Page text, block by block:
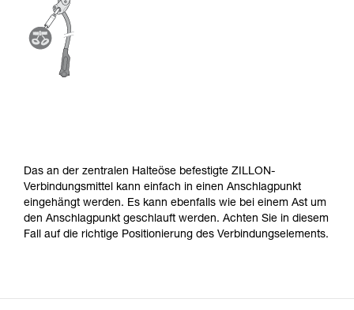
Das an der zentralen Halteöse befestigte ZILLON-
Verbindungsmittel kann einfach in einen Anschlagpunkt
eingehängt werden. Es kann ebenfalls wie bei einem Ast um
den Anschlagpunkt geschlauft werden. Achten Sie in diesem
Fall auf die richtige Positionierung des Verbindungselements.